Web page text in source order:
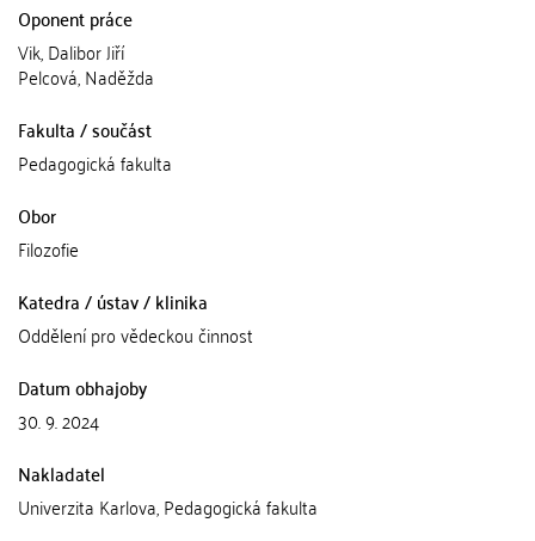
Oponent práce
Vik, Dalibor Jiří
Pelcová, Naděžda
Fakulta / součást
Pedagogická fakulta
Obor
Filozofie
Katedra / ústav / klinika
Oddělení pro vědeckou činnost
Datum obhajoby
30. 9. 2024
Nakladatel
Univerzita Karlova, Pedagogická fakulta